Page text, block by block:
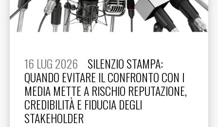
16 LUG 2026
SILENZIO STAMPA:
QUANDO EVITARE IL CONFRONTO CON I
MEDIA METTE A RISCHIO REPUTAZIONE,
CREDIBILITÀ E FIDUCIA DEGLI
STAKEHOLDER